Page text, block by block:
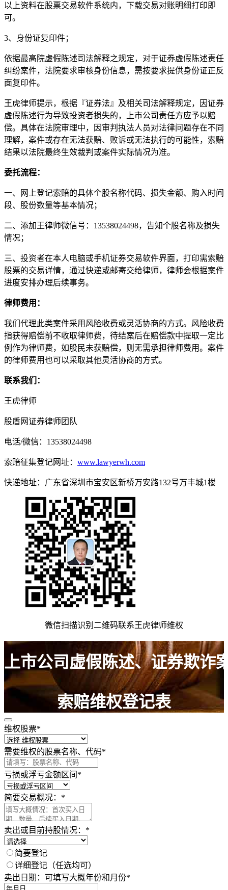
以上资料在股票交易软件系统内，下载交易对账明细打印即
可。
3、身份证复印件；
依据最高院虚假陈述司法解释之规定，对于证券虚假陈述责任
纠纷案件，法院要求审核身份信息，需按要求提供身份证正反
面复印件。
王虎律师提示，根据『证券法』及相关司法解释规定，因证券
虚假陈述行为导致投资者损失的，上市公司责任方应予以赔
偿。具体在法院审理中，因审判执法人员对法律问题存在不同
理解，案件或存在无法获赔、败诉或无法执行的可能性，索赔
结果以法院最终生效裁判或案件实际情况为准。
委托流程：
一、网上登记索赔的具体个股名称代码、损失金额、购入时间
段、股份数量等基本情况；
二、添加王律师微信号：13538024498，告知个股名称及损失
情况；
三、投资者在本人电脑或手机证券交易软件界面，打印需索赔
股票的交易详情，通过快递或邮寄交给律师，律师会根据案件
进度安排办理后续事务。
律师费用：
我们代理此类案件采用风险收费或灵活协商的方式。风险收费
指获得赔偿前不收取律师费，待结案后在赔偿款中提取一定比
例作为律师费，如股民未获赔偿，则无需承担律师费用。案件
的律师费用也可以采取其他灵活协商的方式。
联系我们：
王虎律师
股盾网证券律师团队
电话/微信：13538024498
索赔征集登记网址： www.lawyerwh.com
快递地址：广东省深圳市宝安区新桥万安路132号万丰城1楼
微信扫描识别二维码联系王虎律师维权
上市公司虚假陈述、证券欺诈
索赔维权登记表
请认真填写以下内容，以获得必要的法律帮助 ！
维权股票*
需要维权的股票名称、代码*
亏损或浮亏金额区间 *
简要交易概况： *
卖出或目前持股情况： *
简要登记
详细登记（任选均可）
卖出日期：可填写大概年份和月份*